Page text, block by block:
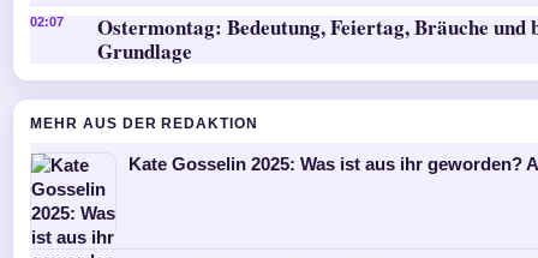
02:07
Ostermontag: Bedeutung, Feiertag, Bräuche und
Grundlage
MEHR AUS DER REDAKTION
Kate Gosselin 2025: Was ist aus ihr geworden?